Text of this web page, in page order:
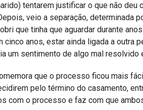
tentarem justificar o que não deu
veio a separação, determinada
que tinha que aguardar durante
cinco anos, estar ainda ligada a outra
um sentimento de algo mal resolvido
que o processo ficou mais
pelo término do casamento,
com o processo e faz com que